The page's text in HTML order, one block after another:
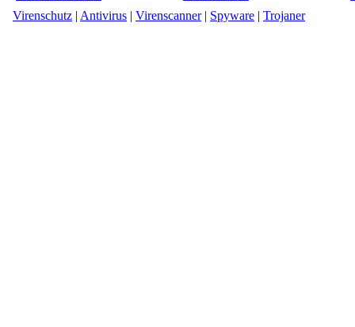
Virenschutz | Antivirus | Virenscanner| Spyware | Trojaner